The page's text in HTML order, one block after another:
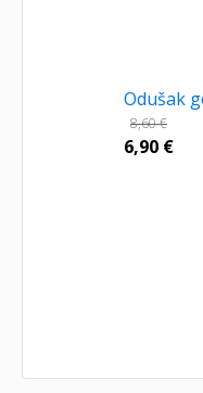
Odušak
8,60€
6,90 €